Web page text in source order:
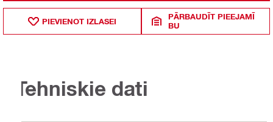
PIEVIENOT IZLASEI
PĀRBAUDĪT PIEEJAMĪ
BU
Tehniskie dati